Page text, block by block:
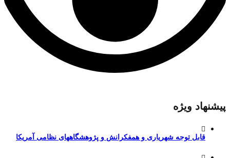
پیشنهاد ویژه
قابل توجه شهریاری و همفکرانش و پژوهشگاههای نظامی آمریکا